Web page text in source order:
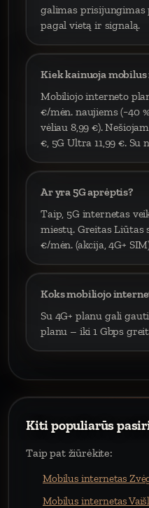
galimas
pagal vietą ir signalą.
Kiek kainuoja
Mobiliojo interneto
€/mėn. naujiems (−40
vėliau 8,99 €).
€, 5G Ultra 11,99 €.
Ar yra 5G aprėptis?
Taip, 5G internetas
miestų. Greitas Liūtas
€/mėn. (akcija, 4G+
Koks mobiliojo
Su 4G+ planu gali
planu – iki 1 Gbps
Kiti populiarūs
Taip pat žiūrėkite:
Mobilus internetas
Mobilus internetas